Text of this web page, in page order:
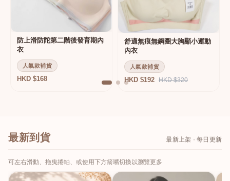
防上滑防陀第二階後發育期內
衣
人氣款補貨
HKD $168
舒適無痕無鋼圈大胸顯小運動
內衣
人氣款補貨
HKD $192 HKD $320
最新到貨 最新上架 · 每日更新
可左右滑動、拖曳捲軸、或使用下方箭嘴切換以瀏覽更多